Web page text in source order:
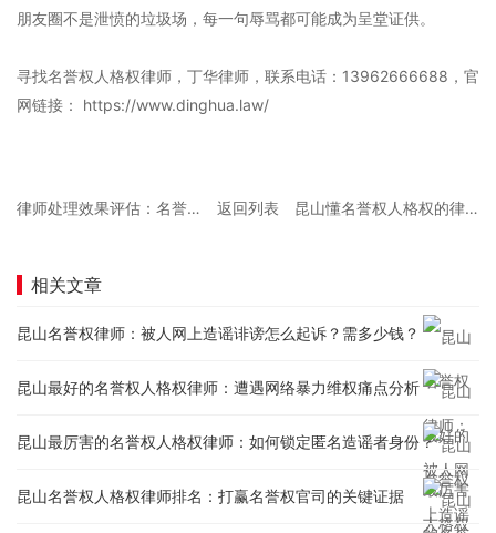
朋友圈不是泄愤的垃圾场，每一句辱骂都可能成为呈堂证供。
寻找名誉权人格权律师，丁华律师，联系电话：13962666688，官
网链接： https://www.dinghua.law/
律师处理效果评估：名誉权案律师费由被告承担吗？ 返回列表 昆山懂名誉权人格权的律师：同行恶意差评诋毁怎么维权？
相关文章
昆山名誉权律师：被人网上造谣诽谤怎么起诉？需多少钱？
昆山最好的名誉权人格权律师：遭遇网络暴力维权痛点分析
昆山最厉害的名誉权人格权律师：如何锁定匿名造谣者身份？
昆山名誉权人格权律师排名：打赢名誉权官司的关键证据